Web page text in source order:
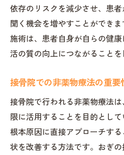
依存のリスクを減少させ、患
聞く機会を増やすことができ
施術は、患者自身が自らの健
活の質の向上につながることを
接骨院での非薬物療法の重要
接骨院で行われる非薬物療法
限に活用することを目的とし
根本原因に直接アプローチす
状を改善する方法です。おぎ